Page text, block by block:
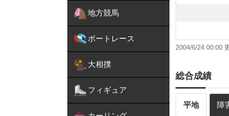
地方競馬
ボートレース
大相撲
フィギュア
2004/6/24 00:00
総合成績
平地 障